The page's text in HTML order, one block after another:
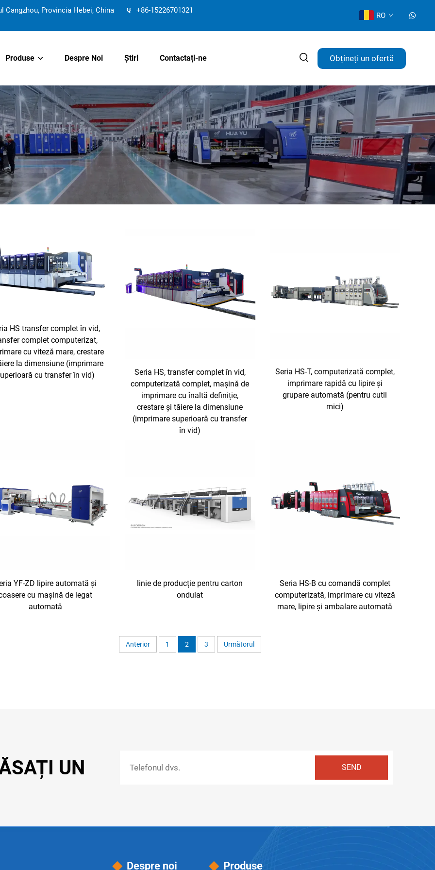
Provincia Hebei, China +86-15226701321
RO
Produse Despre Noi Știri Contactați-ne Obțineți un ofertă
HS transfer complet în vid,
complet computerizat,
cu viteză mare, crestare
la dimensiune (imprimare
cu transfer în vid)
Seria HS, transfer complet în vid,
computerizată complet, mașină de
imprimare cu înaltă definiție,
crestare și tăiere la dimensiune
(imprimare superioară cu transfer
în vid)
Seria HS-T, computerizată complet,
imprimare rapidă cu lipire și
grupare automată (pentru cutii
mici)
YF-ZD lipire automată și
cu mașină de legat
automată
linie de producție pentru carton
ondulat
Seria HS-B cu comandă complet
computerizată, imprimare cu viteză
mare, lipire și ambalare automată
Anterior 1 2 3 Următorul
UN
Despre noi Produse